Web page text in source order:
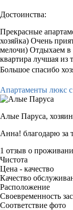
Достоинства:
Прекрасные
хозяйка) Очень
мелочи) Отдыхаем в
квартира лучшая из
Большое спасибо
Апартаменты люкс
Алые Паруса,
Анна! благодарю за
1 отзыв о
Чистота
Цена - качество
Качество
Расположение
Своевременность
Соответствие фото